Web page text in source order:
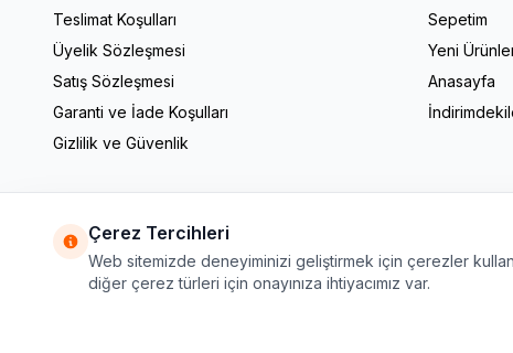
Teslimat Koşulları
Üyelik Sözleşmesi
Satış Sözleşmesi
Garanti ve İade Koşulları
Gizlilik ve Güvenlik
Sepetim
Yeni
Anasayfa
Çerez Tercihleri
Web sitemizde deneyiminizi geliştirmek için çerezler
diğer çerez türleri için onayınıza ihtiyacımız var.